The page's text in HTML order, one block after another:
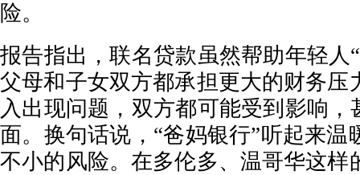
险。
报告指出，联名贷款虽然帮助年轻人
父母和子女双方都承担更大的财务压
入出现问题，双方都可能受到影响，
面。换句话说，“爸妈银行”听起来温
不小的风险。在多伦多、温哥华这样